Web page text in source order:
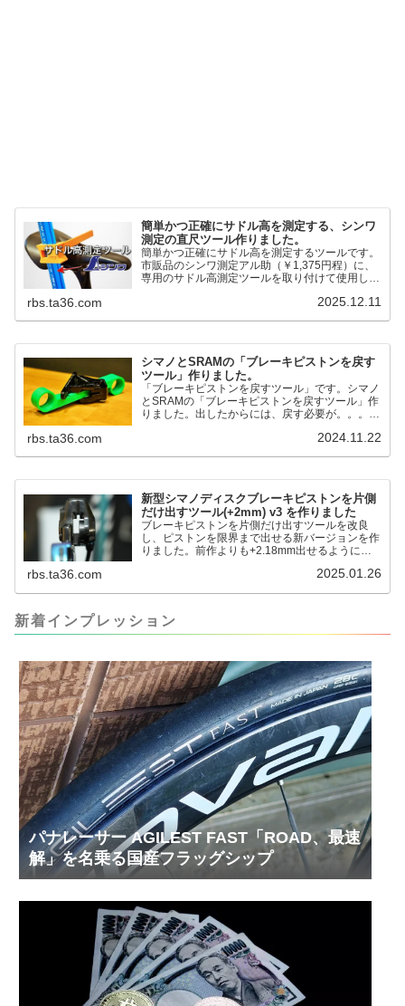
簡単かつ正確にサドル高を測定する、シンワ
測定の直尺ツール作りました。
簡単かつ正確にサドル高を測定するツールです。
市販品のシンワ測定アル助（￥1,375円程）に、
専用のサドル高測定ツールを取り付けて使用しま
るようになりました。シンワ測定(Shinwa
Sokutei)￥1,375Amazon.c...
rbs.ta36.com 2025.12.11
シマノとSRAMの「ブレーキピストンを戻す
ツール」作りました。
「ブレーキピストンを戻すツール」です。シマノ
とSRAMの「ブレーキピストンを戻すツール」作
りました。出したからには、戻す必要が。。。で
だと。。。▶「ブレーキピストンを戻すツール」
るのかというと、出ているピス...
rbs.ta36.com 2024.11.22
新型シマノディスクブレーキピストンを片側
だけ出すツール(+2mm) v3 を作りました
ブレーキピストンを片側だけ出すツールを改良
し、ピストンを限界まで出せる新バージョンを作
りました。前作よりも+2.18mm出せるようにな
って、オイル漏れするまで試しました。最も安全
ましたが、ギリギリまで攻めてますのでピストン
内部の汚れをさらに掃除できると思います。前作
の...
rbs.ta36.com 2025.01.26
新着インプレッション
パナレーサー AGILEST FAST「ROAD、最速
解」を名乗る国産フラッグシップ